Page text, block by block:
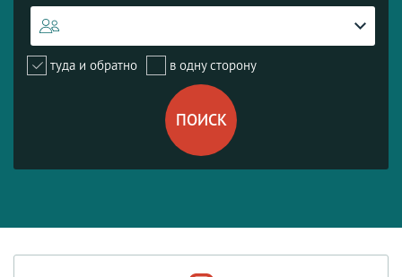
туда и обратно в одну сторону